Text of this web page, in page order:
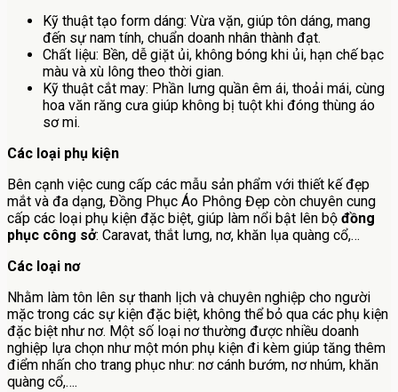
Kỹ thuật tạo form dáng: Vừa vặn, giúp tôn dáng, mang
đến sự nam tính, chuẩn doanh nhân thành đạt.
Chất liệu: Bền, dễ giặt ủi, không bóng khi ủi, hạn chế bạc
màu và xù lông theo thời gian.
Kỹ thuật cắt may: Phần lưng quần êm ái, thoải mái, cùng
hoa văn răng cưa giúp không bị tuột khi đóng thùng áo
sơ mi.
Các loại phụ kiện
Bên cạnh việc cung cấp các mẫu sản phẩm với thiết kế đẹp
mắt và đa dạng, Đồng Phục Áo Phông Đẹp còn chuyên cung
cấp các loại phụ kiện đặc biệt, giúp làm nổi bật lên bộ đồng
phục công sở: Caravat, thắt lưng, nơ, khăn lụa quàng cổ,…
Các loại nơ
Nhằm làm tôn lên sự thanh lịch và chuyên nghiệp cho người
mặc trong các sự kiện đặc biệt, không thể bỏ qua các phụ kiện
đặc biệt như nơ. Một số loại nơ thường được nhiều doanh
nghiệp lựa chọn như một món phụ kiện đi kèm giúp tăng thêm
điểm nhấn cho trang phục như: nơ cánh bướm, nơ nhúm, khăn
quàng cổ,….